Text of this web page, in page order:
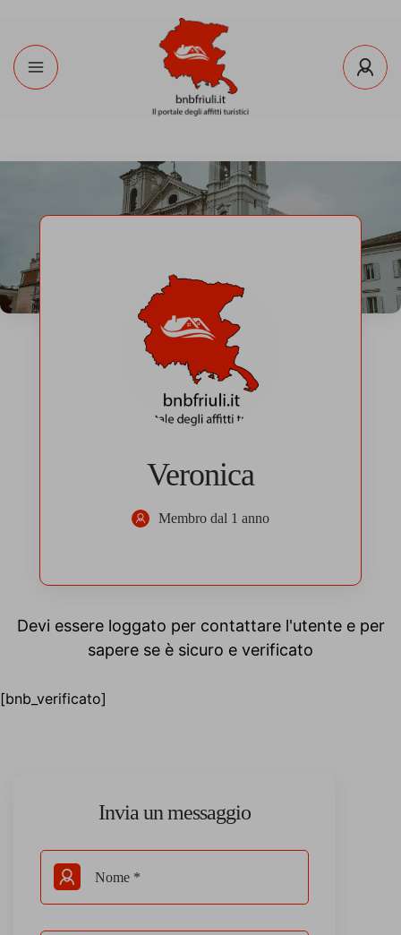
Veronica
Membro dal 1 anno
Devi essere loggato per contattare l'utente e per
sapere se è sicuro e verificato
[bnb_verificato]
Invia un messaggio